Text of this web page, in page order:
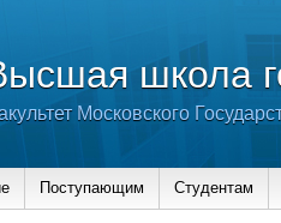
школа
Московского
Поступающим Студентам